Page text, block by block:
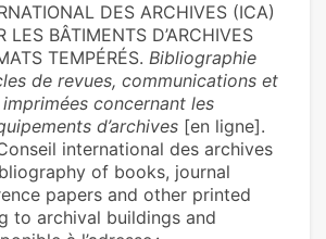
DES ARCHIVES (ICA)
LES BÂTIMENTS D’ARCHIVES
TEMPÉRÉS. Bibliographie
de revues, communications et
concernant les
d’archives [en ligne].
international des archives
of books, journal
papers and other printed
to archival buildings and